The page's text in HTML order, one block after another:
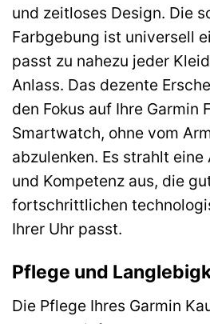
und zeitloses Design. Die
Farbgebung ist universell
passt zu nahezu jeder
Anlass. Das dezente
den Fokus auf Ihre Garmin
Smartwatch, ohne vom
abzulenken. Es strahlt
und Kompetenz aus, die
fortschrittlichen
Ihrer Uhr passt.
Pflege und
Die Pflege Ihres Garmin